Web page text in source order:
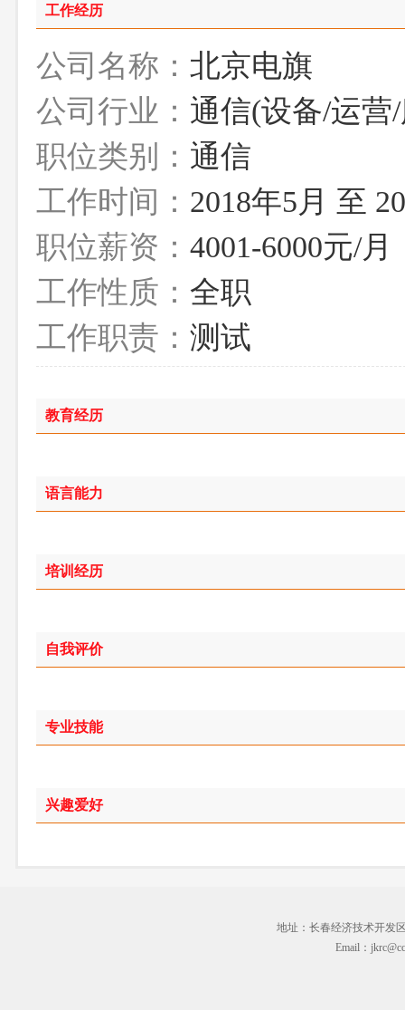
工作经历
公司名称： 北京电旗
公司行业： 通信(设备/运营
职位类别： 通信
工作时间： 2018年5月 至
职位薪资： 4001-6000元/月
工作性质： 全职
工作职责： 测试
教育经历
语言能力
培训经历
自我评价
专业技能
兴趣爱好
地址：长春经济技术开发
Email：